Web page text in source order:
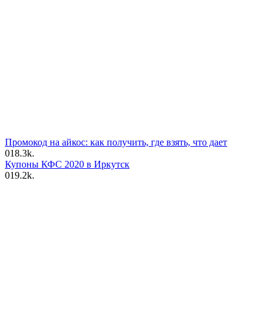
Промокод на айкос: как получить, где взять, что дает
018.3k.
Купоны КФС 2020 в Иркутск
019.2k.